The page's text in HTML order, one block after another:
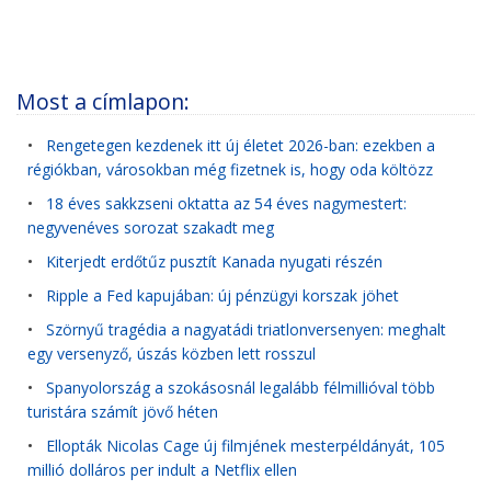
Most a címlapon:
• Rengetegen kezdenek itt új életet 2026-ban: ezekben a
régiókban, városokban még fizetnek is, hogy oda költözz
• 18 éves sakkzseni oktatta az 54 éves nagymestert:
negyvenéves sorozat szakadt meg
• Kiterjedt erdőtűz pusztít Kanada nyugati részén
• Ripple a Fed kapujában: új pénzügyi korszak jöhet
• Szörnyű tragédia a nagyatádi triatlonversenyen: meghalt
egy versenyző, úszás közben lett rosszul
• Spanyolország a szokásosnál legalább félmillióval több
turistára számít jövő héten
• Ellopták Nicolas Cage új filmjének mesterpéldányát, 105
millió dolláros per indult a Netflix ellen